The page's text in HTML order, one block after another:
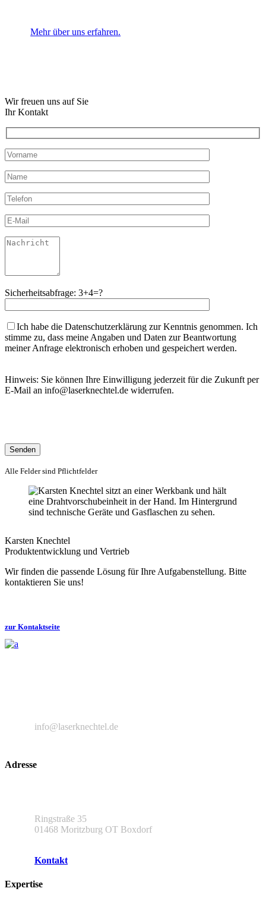
Mehr über uns erfahren.
Wir freuen uns auf Sie
Ihr Kontakt
Sicherheitsabfrage: 3+4=?
Ich habe die Datenschutzerklärung zur Kenntnis genommen. Ich
stimme zu, dass meine Angaben und Daten zur Beantwortung
meiner Anfrage elektronisch erhoben und gespeichert werden.
Hinweis: Sie können Ihre Einwilligung jederzeit für die Zukunft per
E-Mail an info@laserknechtel.de widerrufen.
Alle Felder sind Pflichtfelder
Karsten Knechtel
Produktentwicklung und Vertrieb
Wir finden die passende Lösung für Ihre Aufgabenstellung. Bitte
kontaktieren Sie uns!
zur Kontaktseite
info@laserknechtel.de
Adresse
Ringstraße 35
01468 Moritzburg OT Boxdorf
Kontakt
Expertise